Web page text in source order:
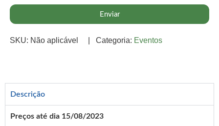
Enviar
SKU: Não aplicável Categoria: Eventos
Descrição
Preços até dia 15/08/2023